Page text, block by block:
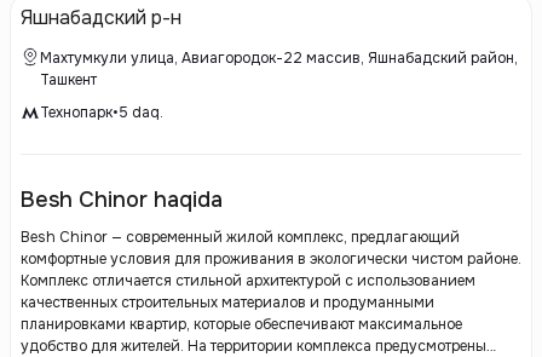
Яшнабадский р-н
Махтумкули улица, Авиагородок-22 массив, Яшнабадский район,
Ташкент
Технопарк•5 daq.
Besh Chinor haqida
Besh Chinor — современный жилой комплекс, предлагающий
комфортные условия для проживания в экологически чистом районе.
Комплекс отличается стильной архитектурой с использованием
качественных строительных материалов и продуманными
планировками квартир, которые обеспечивают максимальное
удобство для жителей. На территории комплекса предусмотрены